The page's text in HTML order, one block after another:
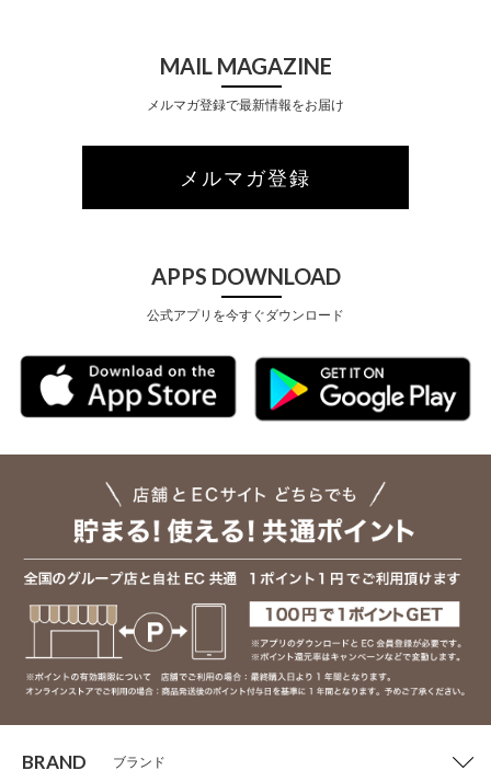
MAIL MAGAZINE
メルマガ登録で最新情報をお届け
メルマガ登録
APPS DOWNLOAD
公式アプリを今すぐダウンロード
BRAND ブランド